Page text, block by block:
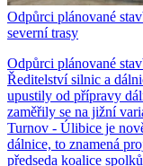
Odpůrci plánované
severní trasy
Odpůrci plánované
Ředitelství silnic a
upustily od přípravy
zaměřily se na jižní
Turnov - Úlibice je
dálnice, to znamená
předseda koalice